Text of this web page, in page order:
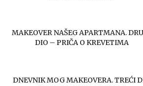
MAKEOVER NAŠEG APARTMANA.
DIO – PRIČA O KREVETIMA
DNEVNIK MOG MAKEOVERA. TREĆI